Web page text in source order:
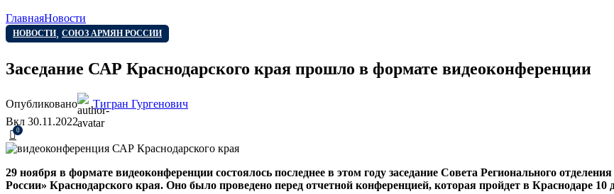
ГлавнаяНовости
НОВОСТИ, СОЮЗ АРМЯН РОССИИ
Заседание САР Краснодарского края прошло в формате видеоконференции
Опубликовано
Тигран Гургенович
Вкл 30.11.2022
0
29 ноября в формате видеоконференции состоялось последнее в этом году заседание Совета Регионального
России» Краснодарского края. Оно было проведено перед отчетной конференцией, которая пройдет в Краснодаре 10